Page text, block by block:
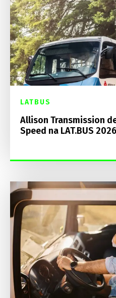
LATBUS
Allison Transmission
Speed na LAT.BUS 2026